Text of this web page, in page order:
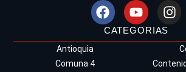
CATEGORIAS
Antioquia
Comuna 4